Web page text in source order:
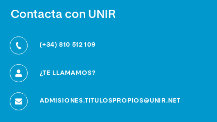
Contacta con UNIR
(+34) 810 512 109
¿TE LLAMAMOS?
ADMISIONES.TITULOSPROPIOS@UNIR.NET